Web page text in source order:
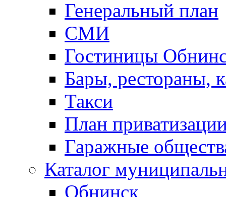
Генеральный план
СМИ
Гостиницы
Бары, рестораны,
Такси
План
Гаражные
Каталог
Обнинск